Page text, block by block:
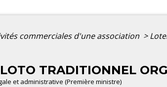
commerciales d'une association >
TRADITIONNEL
et administrative (Première ministre)